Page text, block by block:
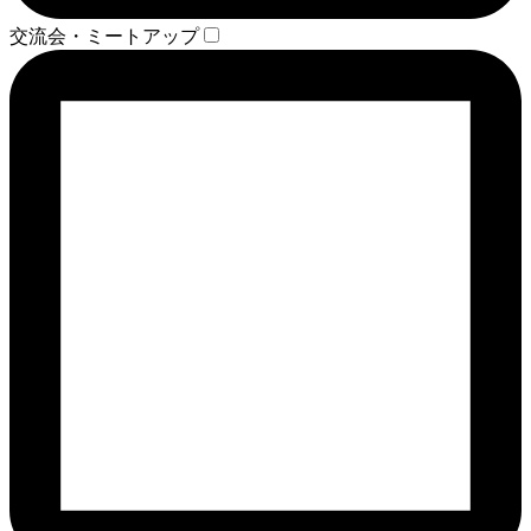
交流会・ミートアップ